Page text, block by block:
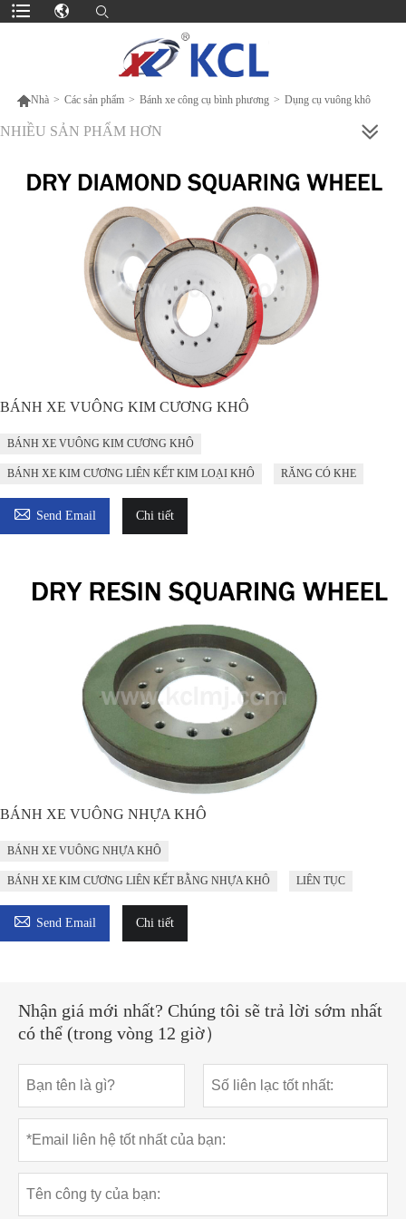
Nhà > Các sản phẩm > Bánh xe công cụ bình phương > Dụng cụ vuông khô
NHIỀU SẢN PHẨM HƠN
BÁNH XE VUÔNG KIM CƯƠNG KHÔ
BÁNH XE VUÔNG KIM CƯƠNG KHÔ
BÁNH XE KIM CƯƠNG LIÊN KẾT KIM LOẠI KHÔ RĂNG CÓ KHE
 Send Email Chi tiết
BÁNH XE VUÔNG NHỰA KHÔ
BÁNH XE VUÔNG NHỰA KHÔ
BÁNH XE KIM CƯƠNG LIÊN KẾT BẰNG NHỰA KHÔ LIÊN TỤC
 Send Email Chi tiết
Nhận giá mới nhất? Chúng tôi sẽ trả lời sớm nhất
có thể (trong vòng 12 giờ）